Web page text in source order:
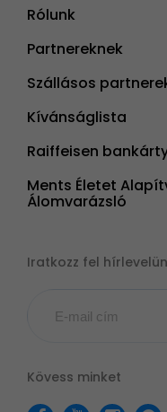
Rólunk
Partnereknek
Szállásos
Kívánságlista
Raiffeisen
Ments Életet
Álomvarázsló
Iratkozz fel
Kövess minket